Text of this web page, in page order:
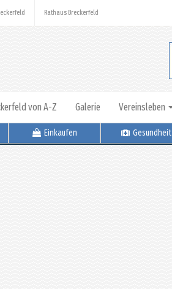
Rathaus Breckerfeld
von A-Z Galerie Vereinsleben
Einkaufen Gesundheit